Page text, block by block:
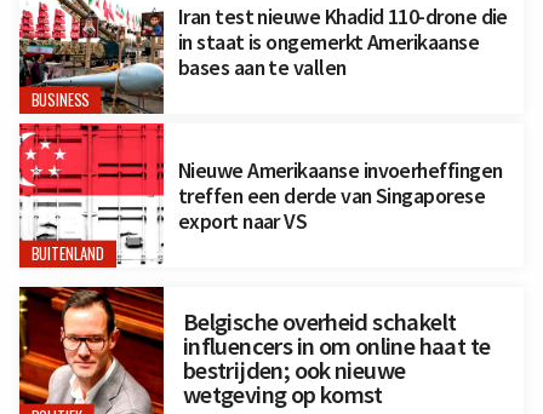
BUSINESS
Iran test nieuwe Khadid 110-drone die
in staat is ongemerkt Amerikaanse
bases aan te vallen
BUITENLAND
Nieuwe Amerikaanse invoerheffingen
treffen een derde van Singaporese
export naar VS
Belgische overheid schakelt
influencers in om online haat te
bestrijden; ook nieuwe
wetgeving op komst